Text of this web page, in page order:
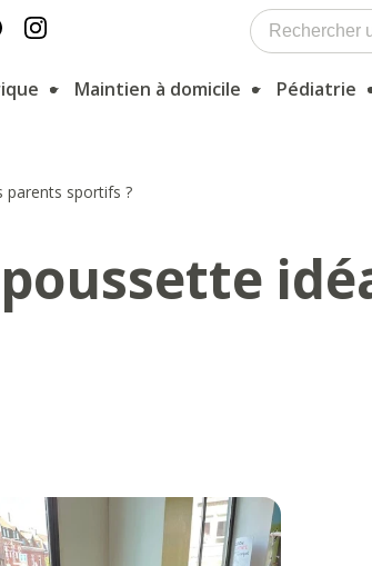
Maintien à domicile Pédiatrie
parents sportifs ?